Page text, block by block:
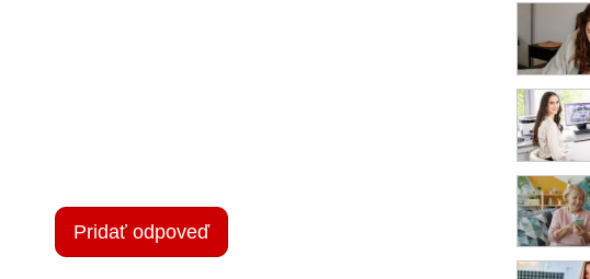
Pridať odpoveď